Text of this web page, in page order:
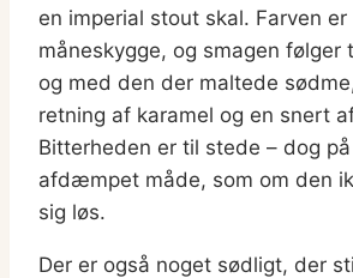
en imperial stout skal. Farven
måneskygge, og smagen følger
og med den der maltede
retning af karamel og en snert
Bitterheden er til stede – dog
afdæmpet måde, som om den
sig løs.
Der er også noget sødligt, der